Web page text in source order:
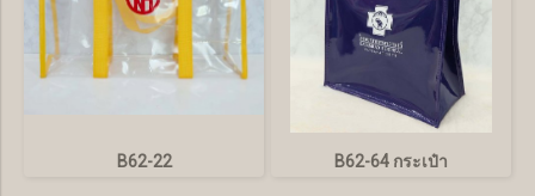
B62-22 B62-64 กระเป๋า